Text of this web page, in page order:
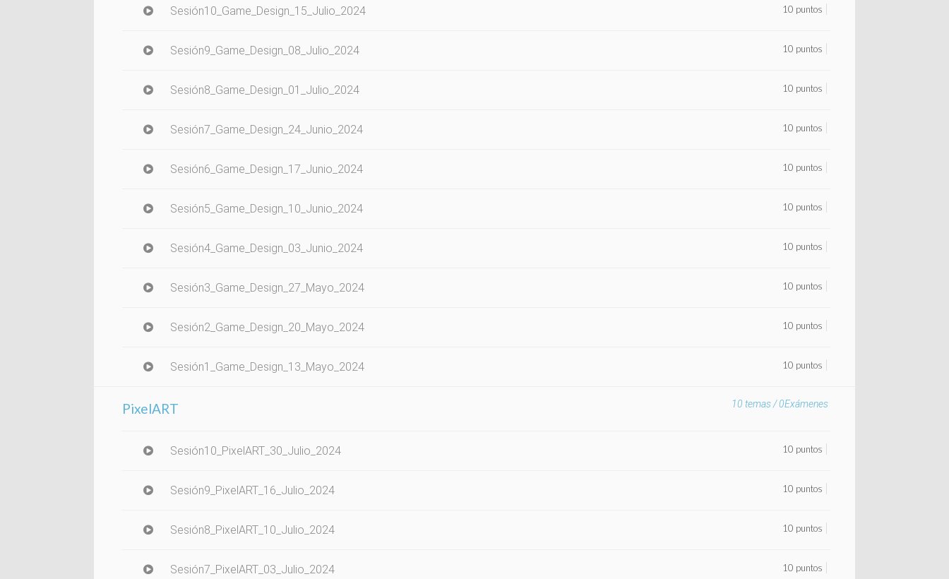
Sesión10_Game_Design_15_Julio_2024 10 puntos
Sesión9_Game_Design_08_Julio_2024 10 puntos
Sesión8_Game_Design_01_Julio_2024 10 puntos
Sesión7_Game_Design_24_Junio_2024 10 puntos
Sesión6_Game_Design_17_Junio_2024 10 puntos
Sesión5_Game_Design_10_Junio_2024 10 puntos
Sesión4_Game_Design_03_Junio_2024 10 puntos
Sesión3_Game_Design_27_Mayo_2024 10 puntos
Sesión2_Game_Design_20_Mayo_2024 10 puntos
Sesión1_Game_Design_13_Mayo_2024 10 puntos
PixelART 10 temas /0Exámenes
Sesión10_PixelART_30_Julio_2024 10 puntos
Sesión9_PixelART_16_Julio_2024 10 puntos
Sesión8_PixelART_10_Julio_2024 10 puntos
Sesión7_PixelART_03_Julio_2024 10 puntos